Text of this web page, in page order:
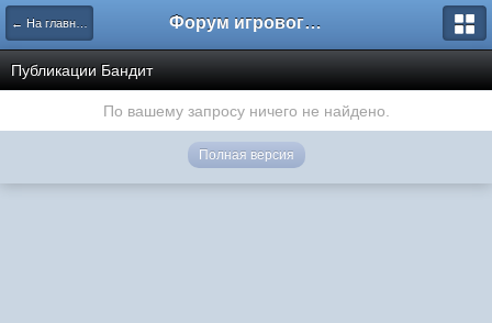
← На главную Форум игрового проекта Riverrise
Публикации Бандит
По вашему запросу ничего не найдено.
Полная версия